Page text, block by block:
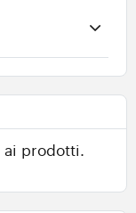
ai prodotti.